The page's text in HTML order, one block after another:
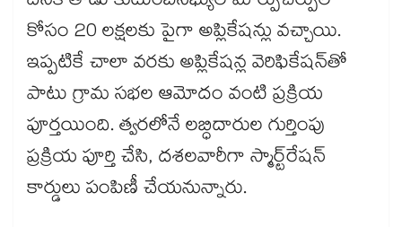
కోసం 20 లక్షలకు పైగా అప్లికేషన్లు వచ్చాయి.
ఇప్పటికే చాలా వరకు అప్లికేషన్ల వెరిఫికేషన్‌‌‌‌తో
పాటు గ్రామ సభల ఆమోదం వంటి ప్రక్రియ
పూర్తయింది. త్వరలోనే లబ్ధిదారుల గుర్తింపు
ప్రక్రియ పూర్తి చేసి, దశలవారీగా స్మార్ట్​రేషన్
కార్డులు పంపిణీ చేయనున్నారు.